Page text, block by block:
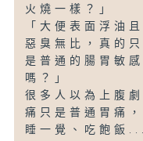
火燒一樣？」
「大便表面浮油且
惡臭無比，真的只
是普通的腸胃敏感
嗎？」
很多人以為上腹劇
痛只是普通胃痛，
睡一覺、吃飽飯...